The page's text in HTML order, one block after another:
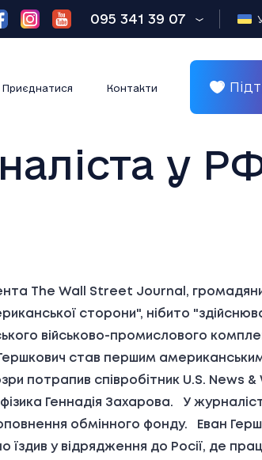
095 341 39 07
Приєднатися Контакти
у
The Wall Street Journal,
сторони", нібито
військово-промислового
став першим
потрапив співробітник U.S. News &
Геннадія Захарова. У
обмінного фонду. Еван
їздив у відрядження до Росії, де